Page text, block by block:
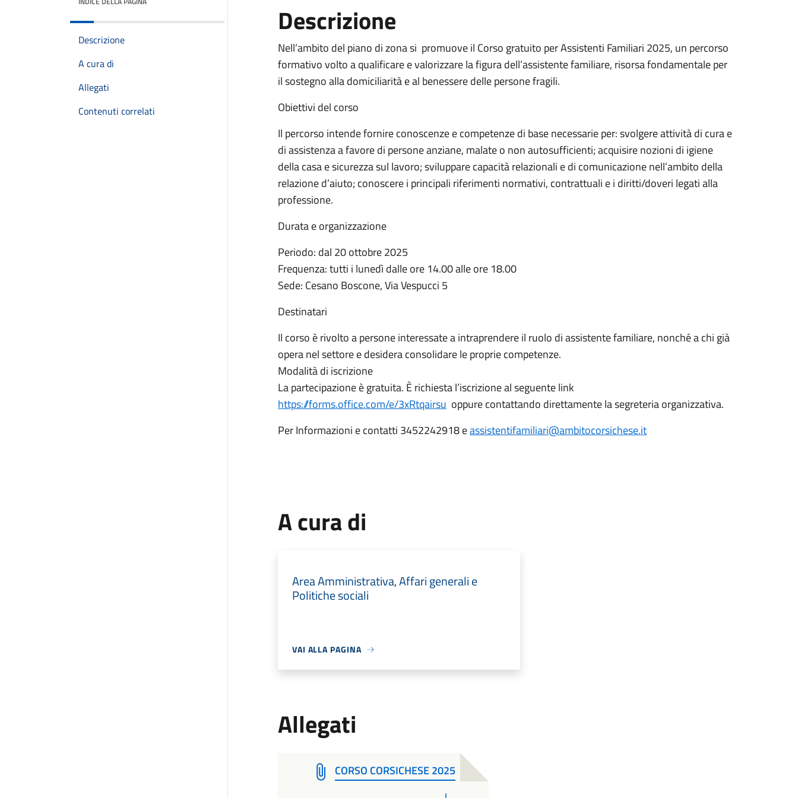
Descrizione
A cura di
Allegati
Contenuti correlati
Descrizione
Nell’ambito del piano di zona si promuove il Corso gratuito per Assistenti Familiari 2025, un percorso
formativo volto a qualificare e valorizzare la figura dell’assistente familiare, risorsa fondamentale per
il sostegno alla domiciliarità e al benessere delle persone fragili.
Obiettivi del corso
Il percorso intende fornire conoscenze e competenze di base necessarie per: svolgere attività di cura e
di assistenza a favore di persone anziane, malate o non autosufficienti; acquisire nozioni di igiene
della casa e sicurezza sul lavoro; sviluppare capacità relazionali e di comunicazione nell’ambito della
relazione d’aiuto; conoscere i principali riferimenti normativi, contrattuali e i diritti/doveri legati alla
professione.
Durata e organizzazione
Periodo: dal 20 ottobre 2025
Frequenza: tutti i lunedì dalle ore 14.00 alle ore 18.00
Sede: Cesano Boscone, Via Vespucci 5
Destinatari
Il corso è rivolto a persone interessate a intraprendere il ruolo di assistente familiare, nonché a chi già
opera nel settore e desidera consolidare le proprie competenze.
Modalità di iscrizione
La partecipazione è gratuita. È richiesta l’iscrizione al seguente link
https://forms.office.com/e/3xRtqairsu oppure contattando direttamente la segreteria organizzativa.
Per Informazioni e contatti 3452242918 eassistentifamiliari@ambitocorsichese.it
A cura di
Area Amministrativa, Affari generali e
Politiche sociali
VAI ALLA PAGINA
Allegati
CORSO CORSICHESE 2025